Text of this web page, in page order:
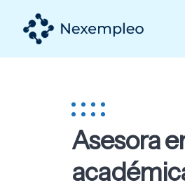
content
Asesora